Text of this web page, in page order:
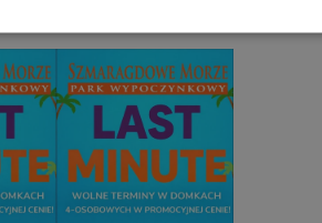
Wydajność
Niesklasyfikowane